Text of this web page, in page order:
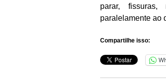
parar, fissuras,
paralelamente ao
Compartilhe isso: